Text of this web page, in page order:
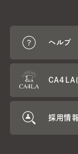
ヘルプ
CA4LA
採用情